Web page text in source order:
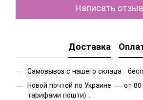
Написать отзыв
Доставка
Самовывоз с нашего склада -
Новой почтой по Украине — от 80
тарифами пошти) .